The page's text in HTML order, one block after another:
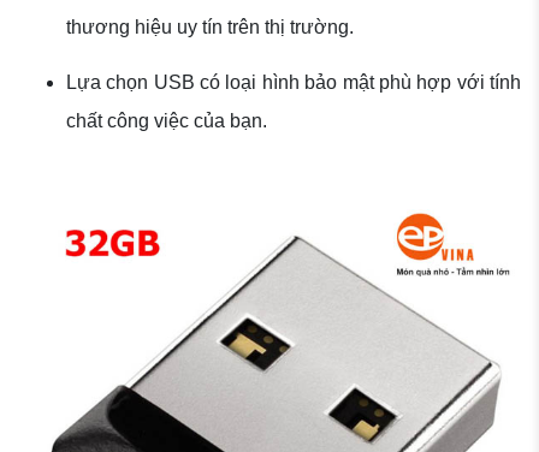
thương hiệu uy tín trên thị trường.
Lựa chọn USB có loại hình bảo mật phù hợp với tính
chất công việc của bạn.